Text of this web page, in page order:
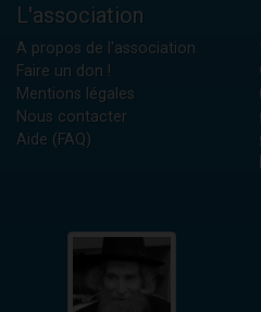
L'association
A propos de l'association
Faire un don !
Mentions légales
Nous contacter
Aide (FAQ)